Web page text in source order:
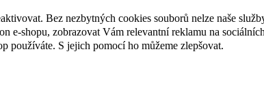
Bez nezbytných cookies souborů nelze naše
e-shopu, zobrazovat Vám relevantní reklamu na
používáte. S jejich pomocí ho můžeme zlepšovat.